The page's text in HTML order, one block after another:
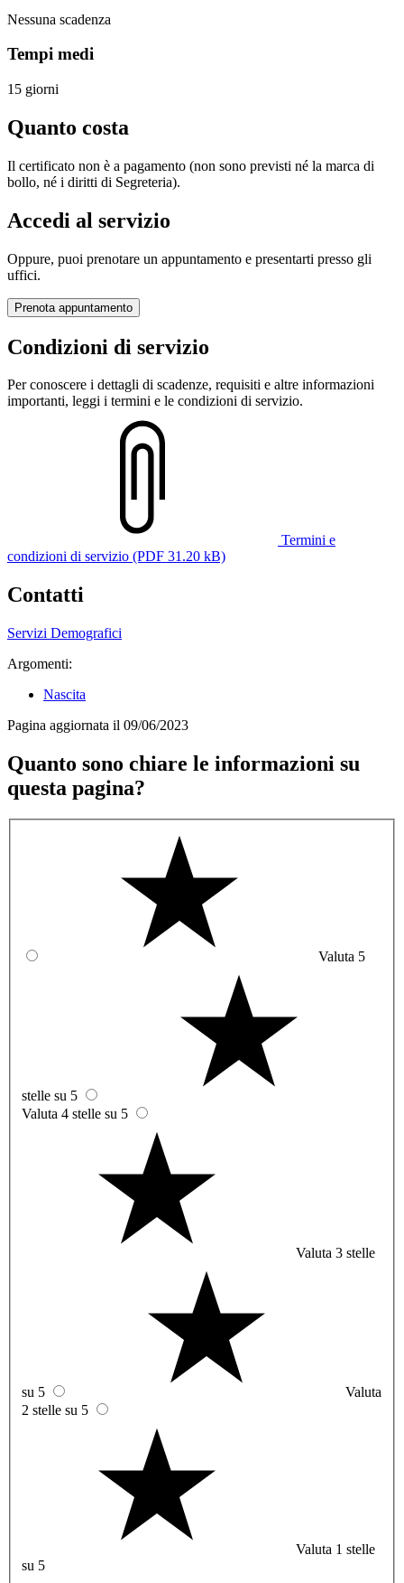
Nessuna scadenza
Tempi medi
15 giorni
Quanto costa
Il certificato non è a pagamento (non sono previsti né la marca di
bollo, né i diritti di Segreteria).
Accedi al servizio
Oppure, puoi prenotare un appuntamento e presentarti presso gli
uffici.
Prenota appuntamento
Condizioni di servizio
Per conoscere i dettagli di scadenze, requisiti e altre informazioni
importanti, leggi i termini e le condizioni di servizio.
Termini e
condizioni di servizio (PDF 31.20 kB)
Contatti
Servizi Demografici
Argomenti:
Nascita
Pagina aggiornata il 09/06/2023
Quanto sono chiare le informazioni su
questa pagina?
Valuta 5
stelle su 5
Valuta 4 stelle su 5
Valuta 3 stelle
su 5
Valuta
2 stelle su 5
Valuta 1 stelle
su 5